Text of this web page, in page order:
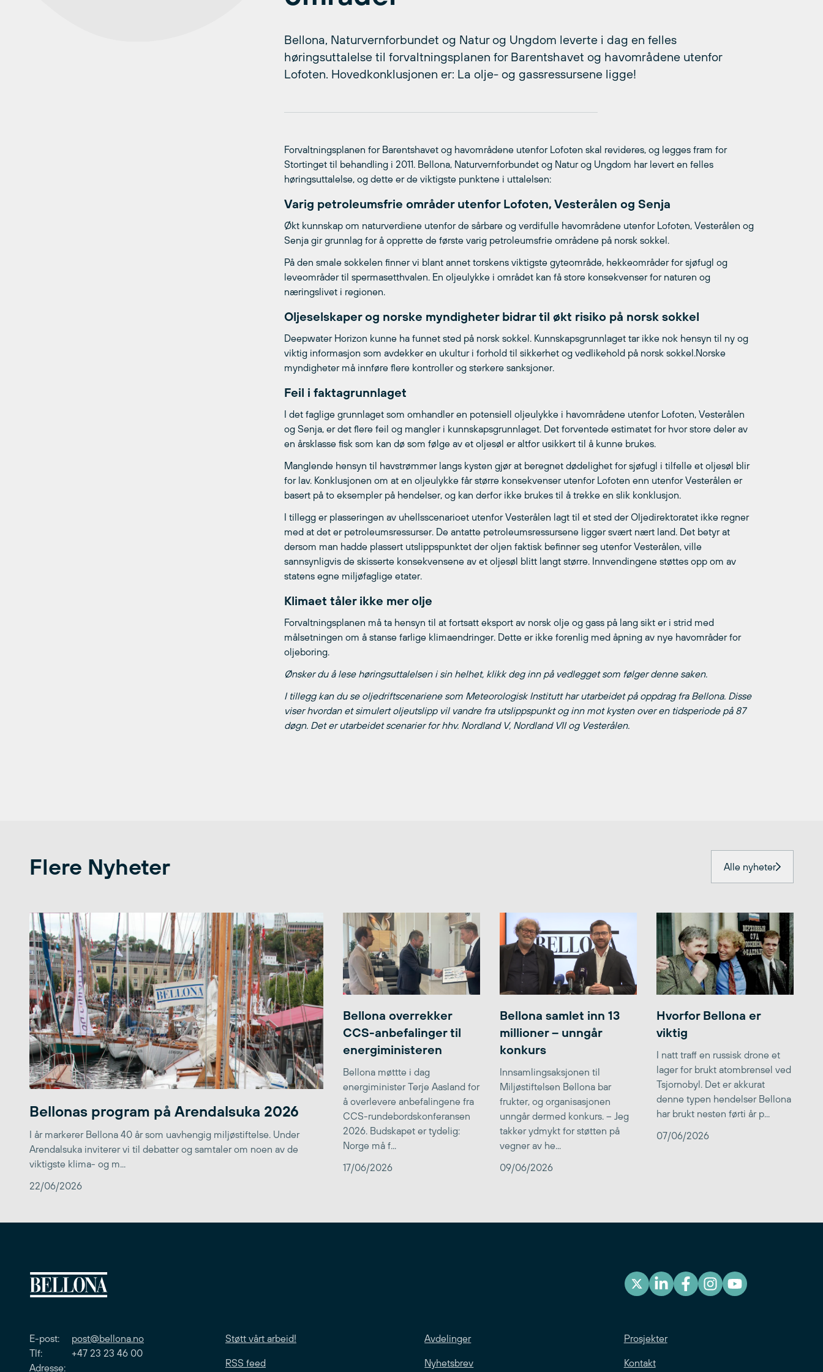
Bellona, Naturvernforbundet og Natur og Ungdom leverte i dag en felles
høringsuttalelse til forvaltningsplanen for Barentshavet og havområdene utenfor
Lofoten. Hovedkonklusjonen er: La olje- og gassressursene ligge!
Forvaltningsplanen for Barentshavet og havområdene utenfor Lofoten skal revideres, og legges fram for
Stortinget til behandling i 2011. Bellona, Naturvernforbundet og Natur og Ungdom har levert en felles
høringsuttalelse, og dette er de viktigste punktene i uttalelsen:
Varig petroleumsfrie områder utenfor Lofoten, Vesterålen og Senja
Økt kunnskap om naturverdiene utenfor de sårbare og verdifulle havområdene utenfor Lofoten, Vesterålen og
Senja gir grunnlag for å opprette de første varig petroleumsfrie områdene på norsk sokkel.
På den smale sokkelen finner vi blant annet torskens viktigste gyteområde, hekkeområder for sjøfugl og
leveområder til spermasetthvalen. En oljeulykke i området kan få store konsekvenser for naturen og
næringslivet i regionen.
Oljeselskaper og norske myndigheter bidrar til økt risiko på norsk sokkel
Deepwater Horizon kunne ha funnet sted på norsk sokkel. Kunnskapsgrunnlaget tar ikke nok hensyn til ny og
viktig informasjon som avdekker en ukultur i forhold til sikkerhet og vedlikehold på norsk sokkel.Norske
myndigheter må innføre flere kontroller og sterkere sanksjoner.
Feil i faktagrunnlaget
I det faglige grunnlaget som omhandler en potensiell oljeulykke i havområdene utenfor Lofoten, Vesterålen
og Senja, er det flere feil og mangler i kunnskapsgrunnlaget. Det forventede estimatet for hvor store deler av
en årsklasse fisk som kan dø som følge av et oljesøl er altfor usikkert til å kunne brukes.
Manglende hensyn til havstrømmer langs kysten gjør at beregnet dødelighet for sjøfugl i tilfelle et oljesøl blir
for lav. Konklusjonen om at en oljeulykke får større konsekvenser utenfor Lofoten enn utenfor Vesterålen er
basert på to eksempler på hendelser, og kan derfor ikke brukes til å trekke en slik konklusjon.
I tillegg er plasseringen av uhellsscenarioet utenfor Vesterålen lagt til et sted der Oljedirektoratet ikke regner
med at det er petroleumsressurser. De antatte petroleumsressursene ligger svært nært land. Det betyr at
dersom man hadde plassert utslippspunktet der oljen faktisk befinner seg utenfor Vesterålen, ville
sannsynligvis de skisserte konsekvensene av et oljesøl blitt langt større. Innvendingene støttes opp om av
statens egne miljøfaglige etater.
Klimaet tåler ikke mer olje
Forvaltningsplanen må ta hensyn til at fortsatt eksport av norsk olje og gass på lang sikt er i strid med
målsetningen om å stanse farlige klimaendringer. Dette er ikke forenlig med åpning av nye havområder for
oljeboring.
Ønsker du å lese høringsuttalelsen i sin helhet, klikk deg inn på vedlegget som følger denne saken.
I tillegg kan du se oljedriftscenariene som Meteorologisk Institutt har utarbeidet på oppdrag fra Bellona. Disse
viser hvordan et simulert oljeutslipp vil vandre fra utslippspunkt og inn mot kysten over en tidsperiode på 87
døgn. Det er utarbeidet scenarier for hhv. Nordland V, Nordland VII og Vesterålen.
Flere Nyheter Alle nyheter
Bellonas program på Arendalsuka 2026
I år markerer Bellona 40 år som uavhengig miljøstiftelse. Under
Arendalsuka inviterer vi til debatter og samtaler om noen av de
viktigste klima- og m...
22/06/2026
Bellona overrekker
CCS-anbefalinger til
energiministeren
Bellona møttte i dag
energiminister Terje Aasland for
å overlevere anbefalingene fra
CCS-rundebordskonferansen
2026. Budskapet er tydelig:
Norge må f...
17/06/2026
Bellona samlet inn 13
millioner – unngår
konkurs
Innsamlingsaksjonen til
Miljøstiftelsen Bellona bar
frukter, og organisasjonen
unngår dermed konkurs. – Jeg
takker ydmykt for støtten på
vegner av he...
09/06/2026
Hvorfor Bellona er
viktig
I natt traff en russisk drone et
lager for brukt atombrensel ved
Tsjornobyl. Det er akkurat
denne typen hendelser Bellona
har brukt nesten førti år p...
07/06/2026
E-post: post@bellona.no
Tlf: +47 23 23 46 00
Adresse:
Støtt vårt arbeid! Avdelinger Prosjekter
RSS feed Nyhetsbrev Kontakt